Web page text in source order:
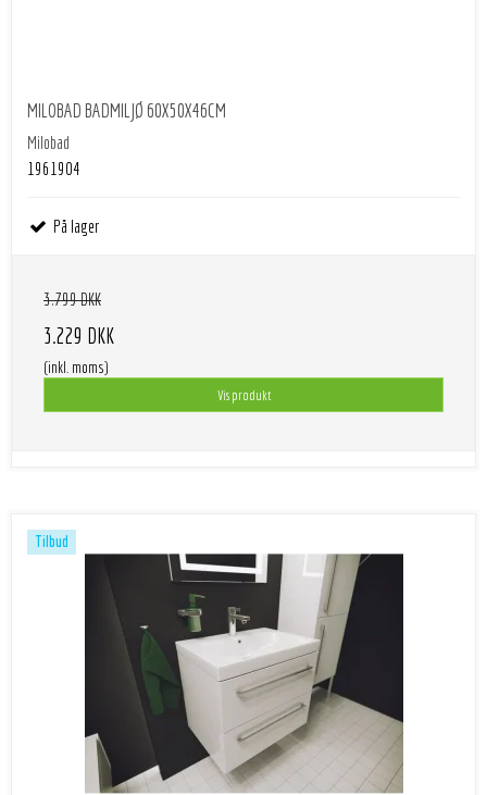
MILOBAD BADMILJØ 60X50X46CM
Milobad
1961904
På lager
3.799 DKK
3.229 DKK
(inkl. moms)
Vis produkt
Tilbud